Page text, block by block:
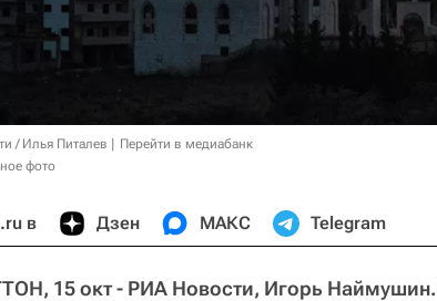
/ Илья Питалев
Перейти в медиабанк
фото
в Дзен МАКС Telegram
15 окт - РИА Новости, Игорь Наймушин.